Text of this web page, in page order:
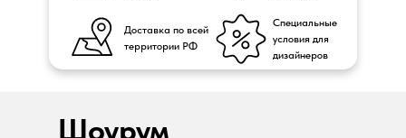
Доставка по всей
территории РФ
Специальные
условия для
дизайнеров
Шоурум